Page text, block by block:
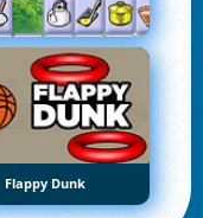
Flappy Dunk